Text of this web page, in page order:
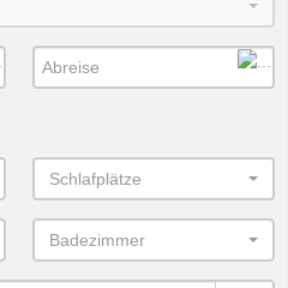
Schlafplätze
Badezimmer